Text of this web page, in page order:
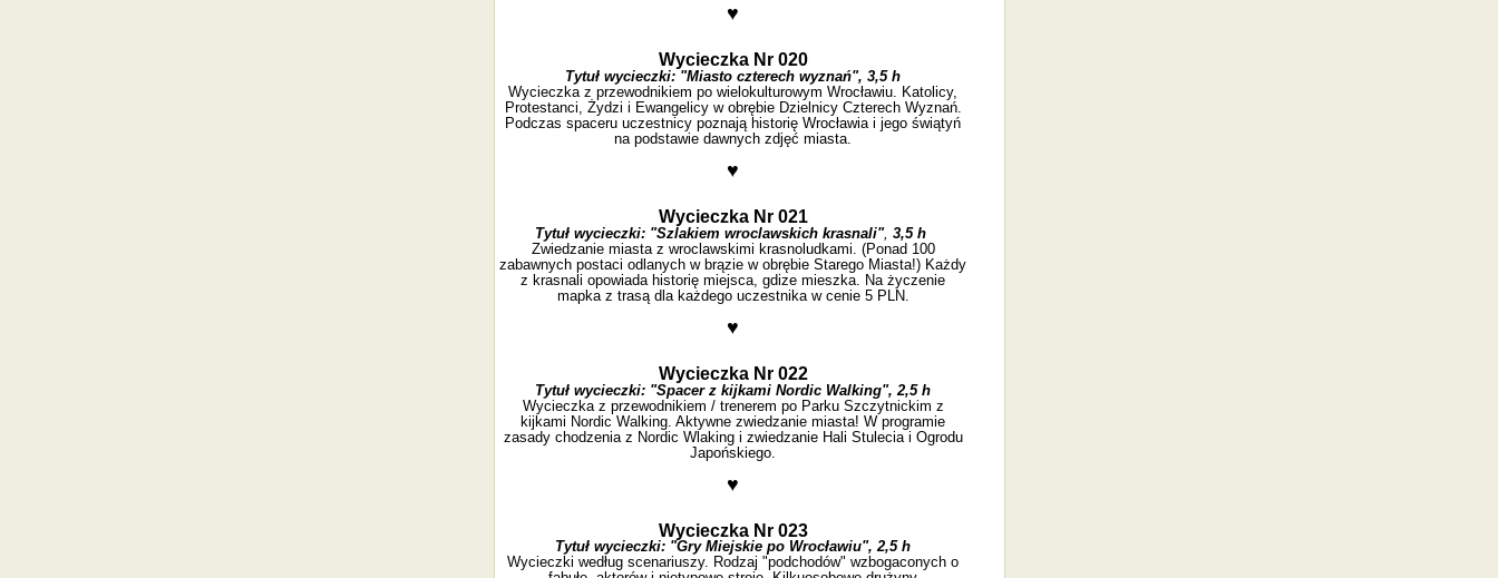
♥
Wycieczka Nr 020
Tytuł wycieczki: "Miasto czterech wyznań", 3,5 h
Wycieczka z przewodnikiem po wielokulturowym Wrocławiu. Katolicy,
Protestanci, Żydzi i Ewangelicy w obrębie Dzielnicy Czterech Wyznań.
Podczas spaceru uczestnicy poznają historię Wrocławia i jego świątyń
na podstawie dawnych zdjęć miasta.
♥
Wycieczka Nr 021
Tytuł wycieczki: "Szlakiem wroclawskich krasnali", 3,5 h
Zwiedzanie miasta z wroclawskimi krasnoludkami. (Ponad 100
zabawnych postaci odlanych w brązie w obrębie Starego Miasta!) Każdy
z krasnali opowiada historię miejsca, gdize mieszka. Na życzenie
mapka z trasą dla każdego uczestnika w cenie 5 PLN.
♥
Wycieczka Nr 022
Tytuł wycieczki: "Spacer z kijkami Nordic Walking", 2,5 h
Wycieczka z przewodnikiem / trenerem po Parku Szczytnickim z
kijkami Nordic Walking. Aktywne zwiedzanie miasta! W programie
zasady chodzenia z Nordic Wlaking i zwiedzanie Hali Stulecia i Ogrodu
Japońskiego.
♥
Wycieczka Nr 023
Tytuł wycieczki: "Gry Miejskie po Wrocławiu", 2,5 h
Wycieczki według scenariuszy. Rodzaj "podchodów" wzbogaconych o